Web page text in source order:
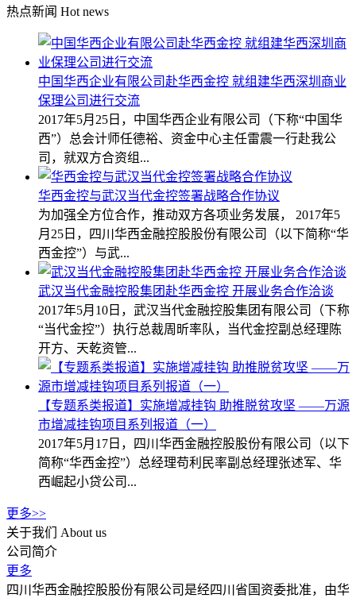
热点新闻 Hot news
中国华西企业有限公司赴华西金控 就组建华西深圳商业
保理公司进行交流
2017年5月25日，中国华西企业有限公司（下称“中国华
西”）总会计师任德裕、资金中心主任雷震一行赴我公
司，就双方合资组...
华西金控与武汉当代金控签署战略合作协议
为加强全方位合作，推动双方各项业务发展， 2017年5
月25日，四川华西金融控股股份有限公司（以下简称“华
西金控”）与武...
武汉当代金融控股集团赴华西金控 开展业务合作洽谈
2017年5月10日，武汉当代金融控股集团有限公司（下称
“当代金控”）执行总裁周昕率队，当代金控副总经理陈
开方、天乾资管...
【专题系类报道】实施增减挂钩 助推脱贫攻坚 ——万源
市增减挂钩项目系列报道（一）
2017年5月17日，四川华西金融控股股份有限公司（以下
简称“华西金控”）总经理苟利民率副总经理张述军、华
西崛起小贷公司...
更多>>
关于我们
About us
公司简介
更多
四川华西金融控股股份有限公司是经四川省国资委批准，由华